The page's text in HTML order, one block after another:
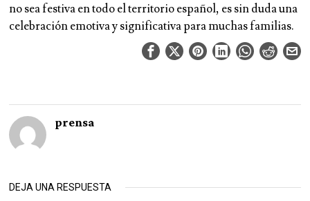
no sea festiva en todo el territorio español, es sin duda una
celebración emotiva y significativa para muchas familias.
prensa
DEJA UNA RESPUESTA